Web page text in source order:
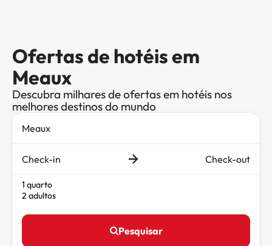
Ofertas de hotéis em
Meaux
Descubra milhares de ofertas em hotéis nos
melhores destinos do mundo
Check-in Check-out
1 quarto
2 adultos
Pesquisar